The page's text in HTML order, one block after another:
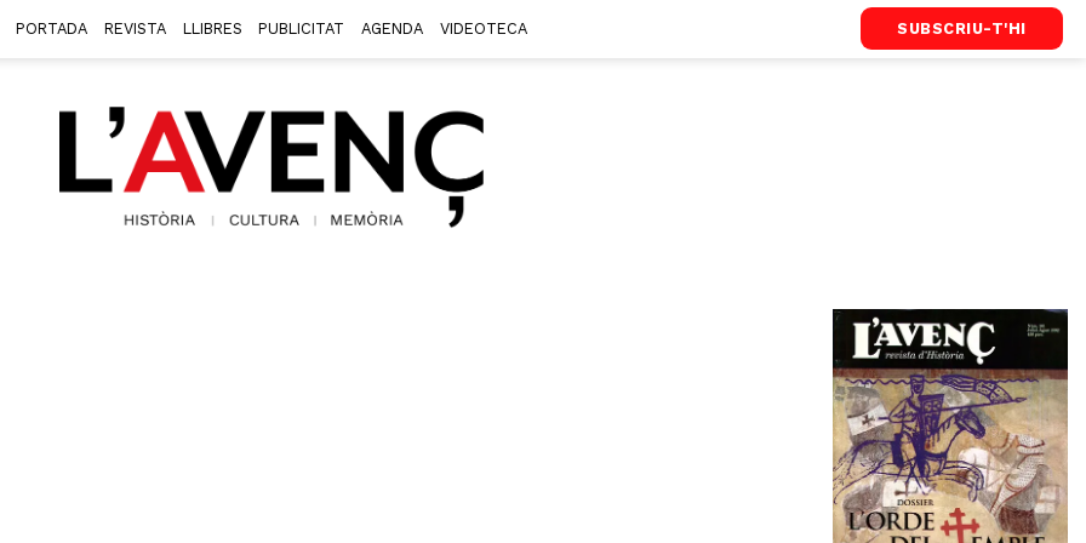
PORTADA REVISTA LLIBRES PUBLICITAT AGENDA VIDEOTECA SUBSCRIU-T'HI